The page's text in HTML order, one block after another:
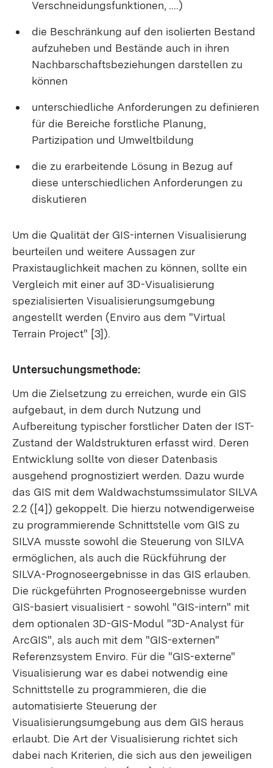
Verschneidungsfunktionen, ....)
die Beschränkung auf den isolierten Bestand
aufzuheben und Bestände auch in ihren
Nachbarschaftsbeziehungen darstellen zu
können
unterschiedliche Anforderungen zu definieren
für die Bereiche forstliche Planung,
Partizipation und Umweltbildung
die zu erarbeitende Lösung in Bezug auf
diese unterschiedlichen Anforderungen zu
diskutieren
Um die Qualität der GIS-internen Visualisierung
beurteilen und weitere Aussagen zur
Praxistauglichkeit machen zu können, sollte ein
Vergleich mit einer auf 3D-Visualisierung
spezialisierten Visualisierungsumgebung
angestellt werden (Enviro aus dem "Virtual
Terrain Project" [3]).
Untersuchungsmethode:
Um die Zielsetzung zu erreichen, wurde ein GIS
aufgebaut, in dem durch Nutzung und
Aufbereitung typischer forstlicher Daten der IST-
Zustand der Waldstrukturen erfasst wird. Deren
Entwicklung sollte von dieser Datenbasis
ausgehend prognostiziert werden. Dazu wurde
das GIS mit dem Waldwachstumssimulator SILVA
2.2 ([4]) gekoppelt. Die hierzu notwendigerweise
zu programmierende Schnittstelle vom GIS zu
SILVA musste sowohl die Steuerung von SILVA
ermöglichen, als auch die Rückführung der
SILVA-Prognoseergebnisse in das GIS erlauben.
Die rückgeführten Prognoseergebnisse wurden
GIS-basiert visualisiert - sowohl "GIS-intern" mit
dem optionalen 3D-GIS-Modul "3D-Analyst für
ArcGIS", als auch mit dem "GIS-externen"
Referenzsystem Enviro. Für die "GIS-externe"
Visualisierung war es dabei notwendig eine
Schnittstelle zu programmieren, die die
automatisierte Steuerung der
Visualisierungsumgebung aus dem GIS heraus
erlaubt. Die Art der Visualisierung richtet sich
dabei nach Kriterien, die sich aus den jeweiligen